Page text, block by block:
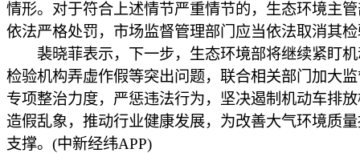
情形。对于符合上述情节严重情节的，生态环境主
依法严格处罚，市场监督管理部门应当依法取消其
裴晓菲表示，下一步，生态环境部将继续紧盯机
检验机构弄虚作假等突出问题，联合相关部门加大
专项整治力度，严惩违法行为，坚决遏制机动车排
造假乱象，推动行业健康发展，为改善大气环境质
支撑。(中新经纬APP)